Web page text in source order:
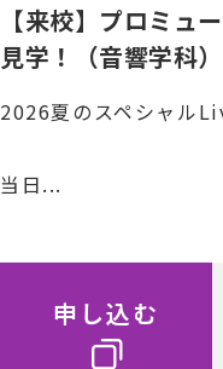
【来校】プロミュ
見学！（音響学科）
2026夏のスペシャル
当日...
申し込む